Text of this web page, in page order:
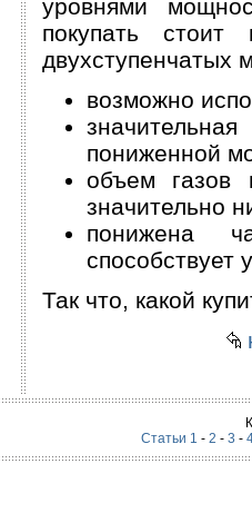
уровнями
покупать стоит
двухступенчатых
возможно
пониженной
объем газов
значительно
понижена
способствует
Так что, какой
Статьи 1 - 2 - 3 -